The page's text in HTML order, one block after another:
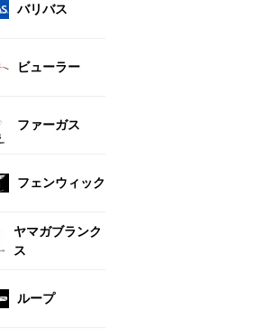
バリバス
ビューラー
ファーガス
フェンウィック
ヤマガブランク
ス
ループ